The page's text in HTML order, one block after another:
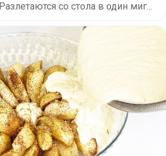
со стола в один миг...